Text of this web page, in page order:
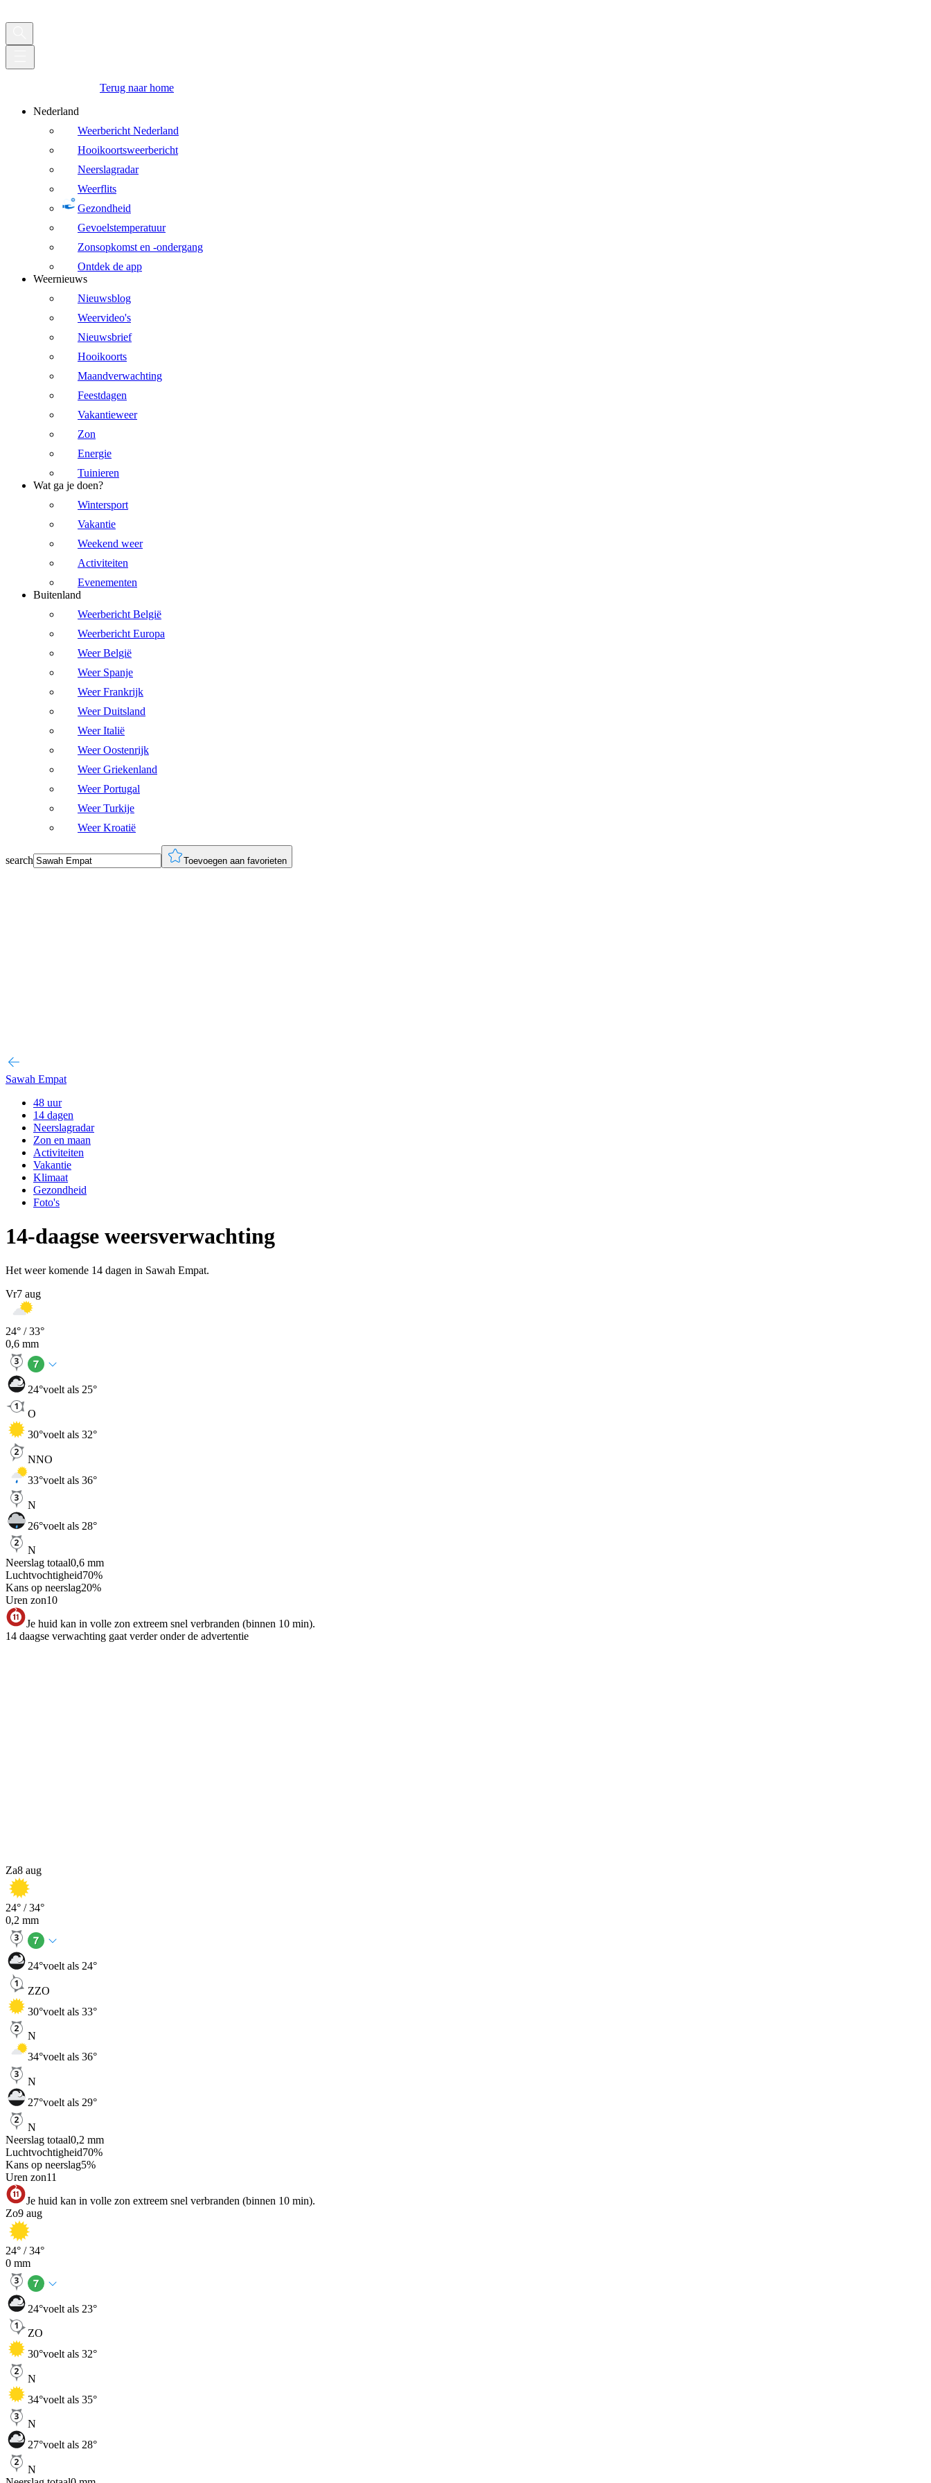
Terug naar home
Nederland
Weerbericht Nederland
Hooikoortsweerbericht
Neerslagradar
Weerflits
Gezondheid
Gevoelstemperatuur
Zonsopkomst en -ondergang
Ontdek de app
Weernieuws
Nieuwsblog
Weervideo's
Nieuwsbrief
Hooikoorts
Maandverwachting
Feestdagen
Vakantieweer
Zon
Energie
Tuinieren
Wat ga je doen?
Wintersport
Vakantie
Weekend weer
Activiteiten
Evenementen
Buitenland
Weerbericht België
Weerbericht Europa
Weer België
Weer Spanje
Weer Frankrijk
Weer Duitsland
Weer Italië
Weer Oostenrijk
Weer Griekenland
Weer Portugal
Weer Turkije
Weer Kroatië
search Toevoegen aan favorieten
Sawah Empat
48 uur
14 dagen
Neerslagradar
Zon en maan
Activiteiten
Vakantie
Klimaat
Gezondheid
Foto's
14-daagse weersverwachting
Het weer komende 14 dagen in Sawah Empat.
Vr7 aug
24° /33°
0,6 mm
24°voelt als 25°
O
30°voelt als 32°
NNO
33°voelt als 36°
N
26°voelt als 28°
N
Neerslag totaal0,6 mm
Luchtvochtigheid70%
Kans op neerslag20%
Uren zon10
Je huid kan in volle zon extreem snel verbranden (binnen 10 min).
14 daagse verwachting gaat verder onder de advertentie
Za8 aug
24° /34°
0,2 mm
24°voelt als 24°
ZZO
30°voelt als 33°
N
34°voelt als 36°
N
27°voelt als 29°
N
Neerslag totaal0,2 mm
Luchtvochtigheid70%
Kans op neerslag5%
Uren zon11
Je huid kan in volle zon extreem snel verbranden (binnen 10 min).
Zo9 aug
24° /34°
0 mm
24°voelt als 23°
ZO
30°voelt als 32°
N
34°voelt als 35°
N
27°voelt als 28°
N